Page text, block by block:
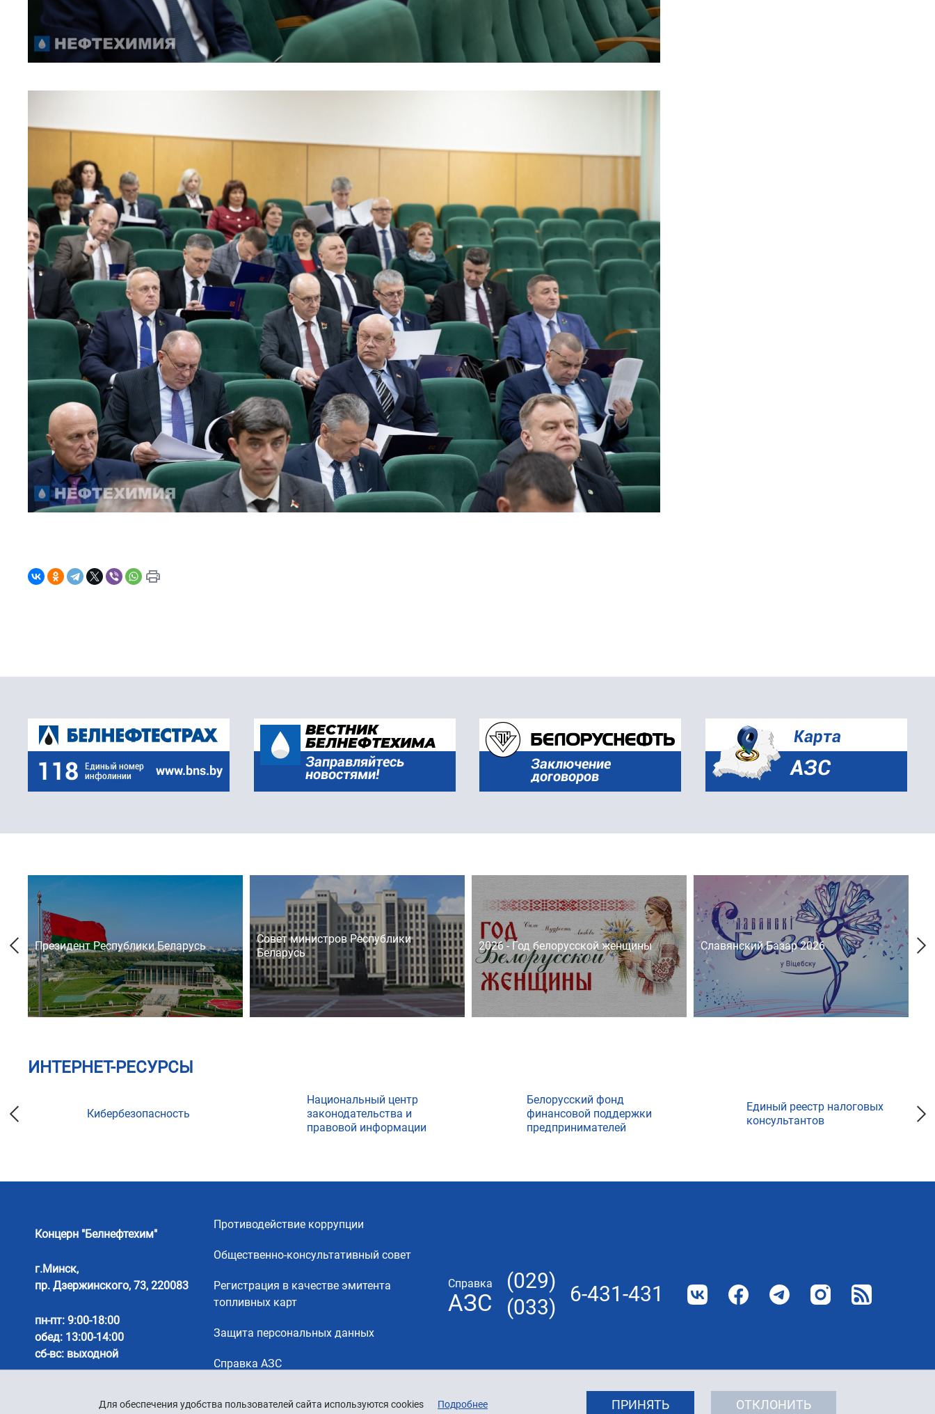
Для обеспечения удобства пользователей сайта используются cookies Подробнее ПРИНЯТЬ ОТКЛОНИТЬ
Президент Республики Беларусь
Совет министров Республики
Беларусь
2026 - Год белорусской женщины Славянский Базар 2026
ИНТЕРНЕТ-РЕСУРСЫ
Кибербезопасность
Национальный центр
законодательства и
правовой информации
Белорусский фонд
финансовой поддержки
предпринимателей
Единый реестр налоговых
консультантов
Концерн "Белнефтехим"
г.Минск,
пр. Дзержинского, 73, 220083
пн-пт: 9:00-18:00
обед: 13:00-14:00
сб-вс: выходной
Противодействие коррупции
Общественно-консультативный совет
Регистрация в качестве эмитента
топливных карт
Защита персональных данных
Справка АЗС
Справка
АЗС
(029)
(033)
6-431-431